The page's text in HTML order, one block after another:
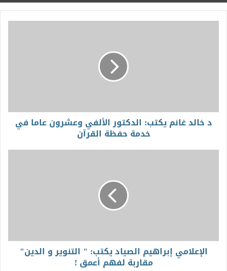
د خالد غانم يكتب: الدكتور الألفي وعشرون عاما في
خدمة حفظة القرآن
الإعلامي إبراهيم الصياد يكتب: " التنوير و الدين"
مقاربة لفهم أعمق !